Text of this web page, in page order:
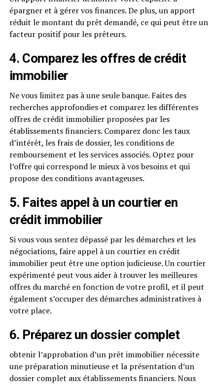
épargner et à gérer vos finances. De plus, un apport
réduit le montant du prêt demandé, ce qui peut être un
facteur positif pour les prêteurs.
4. Comparez les offres de crédit
immobilier
Ne vous limitez pas à une seule banque. Faites des
recherches approfondies et comparez les différentes
offres de crédit immobilier proposées par les
établissements financiers. Comparez donc les taux
d’intérêt, les frais de dossier, les conditions de
remboursement et les services associés. Optez pour
l’offre qui correspond le mieux à vos besoins et qui
propose des conditions avantageuses.
5. Faites appel à un courtier en
crédit immobilier
Si vous vous sentez dépassé par les démarches et les
négociations, faire appel à un courtier en crédit
immobilier peut être une option judicieuse. Un courtier
expérimenté peut vous aider à trouver les meilleures
offres du marché en fonction de votre profil, et il peut
également s’occuper des démarches administratives à
votre place.
6. Préparez un dossier complet
obtenir l’approbation d’un prêt immobilier nécessite
une préparation minutieuse et la présentation d’un
dossier complet aux établissements financiers. Nous